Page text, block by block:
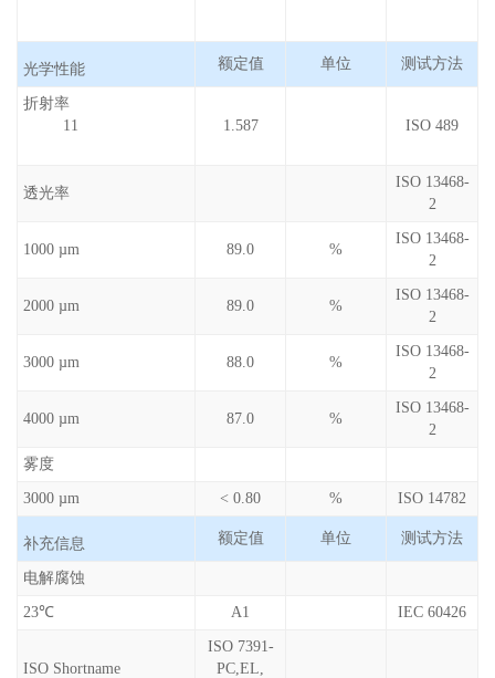
光学性能 额定值 单位 测试方法
折射率
11
1.587 ISO 489
透光率
ISO 13468-
2
1000 µm 89.0 %
ISO 13468-
2
2000 µm 89.0 %
ISO 13468-
2
3000 µm 88.0 %
ISO 13468-
2
4000 µm 87.0 %
ISO 13468-
2
雾度
3000 µm < 0.80 % ISO 14782
补充信息 额定值 单位 测试方法
电解腐蚀
23℃ A1 IEC 60426
ISO Shortname
ISO 7391-
PC,EL,